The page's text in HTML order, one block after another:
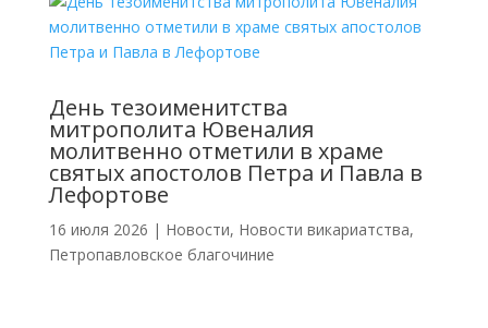
День тезоименитства
митрополита Ювеналия
молитвенно отметили в храме
святых апостолов Петра и Павла в
Лефортове
16 июля 2026 | Новости, Новости викариатства,
Петропавловское благочиние